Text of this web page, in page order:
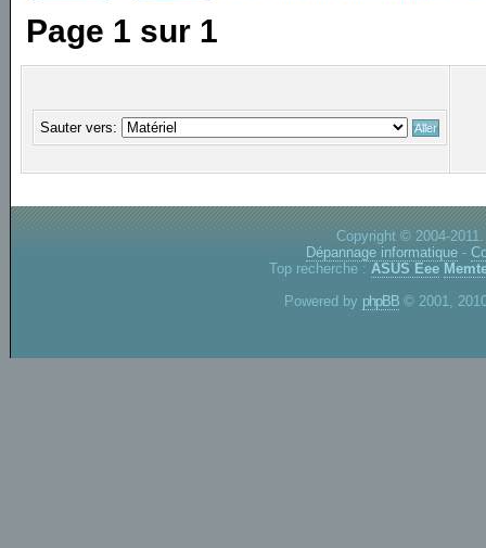
Page 1 sur 1
Sauter vers:
Copyright © 2004-
Dépannage informatique -
Top recherche : ASUS Eee
Powered by phpBB © 2001,